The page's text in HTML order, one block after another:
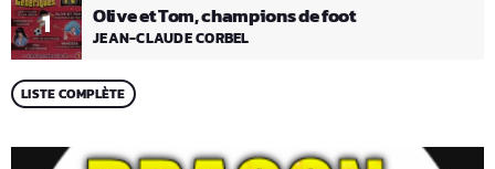
1 Olive et Tom, champions de foot
JEAN-CLAUDE CORBEL
LISTE COMPLÈTE